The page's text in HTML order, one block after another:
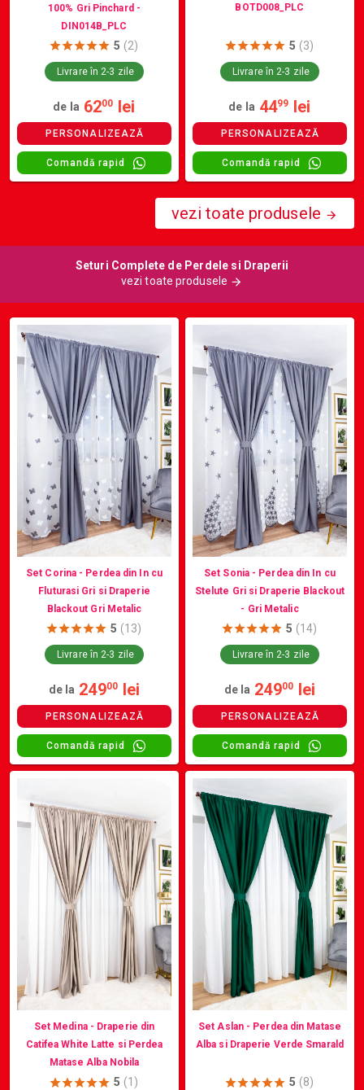
100% Gri Pinchard -
DIN014B_PLC
5 (2)
Livrare în 2-3 zile
de la 6200 lei
PERSONALIZEAZĂ
Comandă rapid
BOTD008_PLC
5 (3)
Livrare în 2-3 zile
de la 4499 lei
PERSONALIZEAZĂ
Comandă rapid
vezi toate produsele
Seturi Complete de Perdele si Draperii
vezi toate produsele
Set Corina - Perdea din In cu
Fluturasi Gri si Draperie
Blackout Gri Metalic
5 (13)
Livrare în 2-3 zile
de la 24900 lei
PERSONALIZEAZĂ
Comandă rapid
Set Sonia - Perdea din In cu
Stelute Gri si Draperie Blackout
- Gri Metalic
5 (14)
Livrare în 2-3 zile
de la 24900 lei
PERSONALIZEAZĂ
Comandă rapid
Set Medina - Draperie din
Catifea White Latte si Perdea
Matase Alba Nobila
5 (1)
Set Aslan - Perdea din Matase
Alba si Draperie Verde Smarald
5 (8)